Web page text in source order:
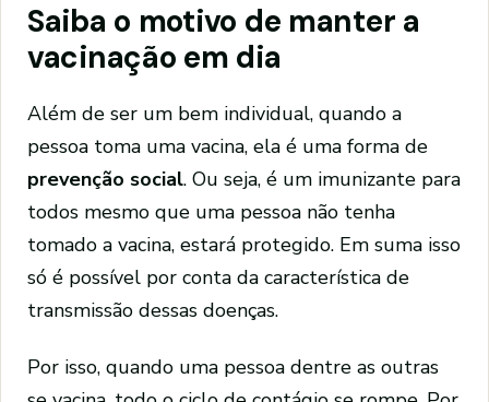
Saiba o motivo de manter a
vacinação em dia
Além de ser um bem individual, quando a
pessoa toma uma vacina, ela é uma forma de
prevenção social. Ou seja, é um imunizante para
todos mesmo que uma pessoa não tenha
tomado a vacina, estará protegido. Em suma isso
só é possível por conta da característica de
transmissão dessas doenças.
Por isso, quando uma pessoa dentre as outras